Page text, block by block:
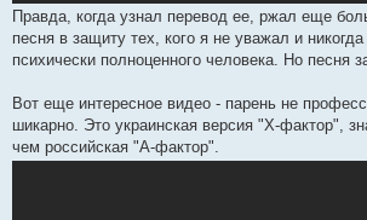
Правда, когда узнал перевод ее, ржал еще
песня в защиту тех, кого я не уважал и
психически полноценного человека. Но песня
Вот еще интересное видео - парень не
шикарно. Это украинская версия "Х-фактор",
чем российская "А-фактор".